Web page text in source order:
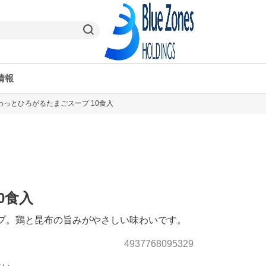
報
っとひろがるたまごスープ 10食入
入
鶏と昆布の旨みがやさしい味わいです。
4937768095329